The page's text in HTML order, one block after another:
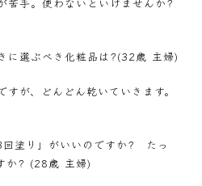
苦手。使わないといけませんか?
に選ぶべき化粧品は?(32歳 主婦)
が、どんどん乾いていきます。
回塗り」がいいのですか? たっ
か? (28歳 主婦)